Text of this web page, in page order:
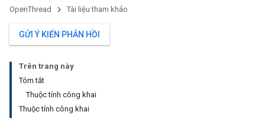
OpenThread Tài liệu tham khảo
GỬI Ý KIẾN PHẢN HỒI
Trên trang này
Tóm tắt
Thuộc tính công khai
Thuộc tính công khai